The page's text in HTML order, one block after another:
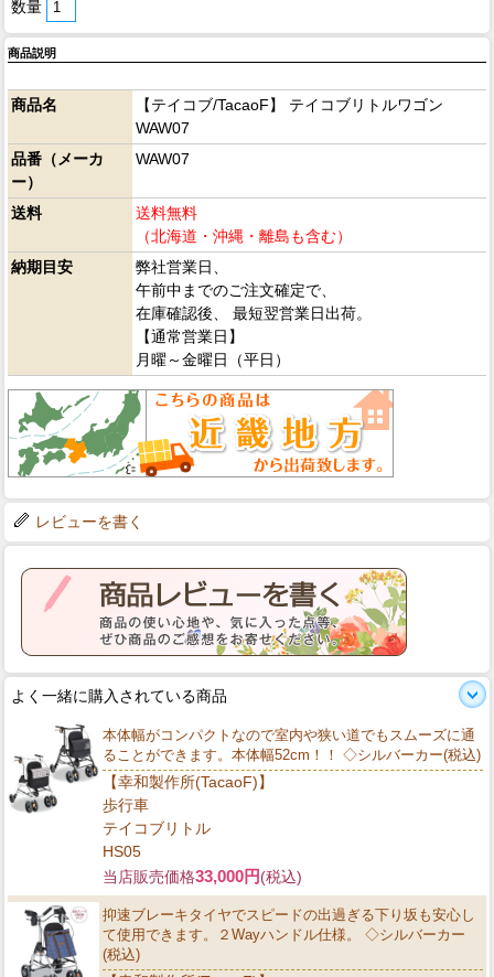
数量
商品説明
商品名
【テイコブ/TacaoF】 テイコブリトルワゴン
WAW07
品番（メーカ
ー）
WAW07
送料
送料無料
（北海道・沖縄・離島も含む）
納期目安
弊社営業日、
午前中までのご注文確定で、
在庫確認後、 最短翌営業日出荷。
【通常営業日】
月曜～金曜日（平日）
レビューを書く
よく一緒に購入されている商品
本体幅がコンパクトなので室内や狭い道でもスムーズに通
ることができます。本体幅52cm！！ ◇シルバーカー(税込)
【幸和製作所(TacaoF)】
歩行車
テイコブリトル
HS05
当店販売価格33,000円(税込)
抑速ブレーキタイヤでスピードの出過ぎる下り坂も安心し
て使用できます。２Wayハンドル仕様。 ◇シルバーカー
(税込)